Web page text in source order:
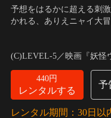
予想をはるかに超える刺
かれる、ありえニャイ大
「これがオレ！？」引っ
肌には、毛穴まで！ニャ
督：ウシロシンジ、横井
(C)LEVEL-5／映画『妖怪
440円
レンタルする
予
レンタル期間：30日